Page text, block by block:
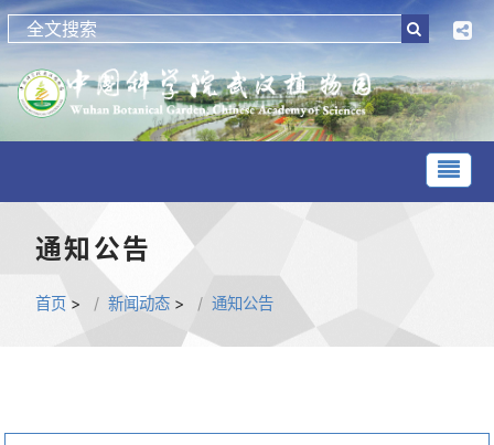
通知公告
首页 > 新闻动态 > 通知公告